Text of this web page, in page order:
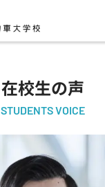
在校生の声
STUDENTS VOICE